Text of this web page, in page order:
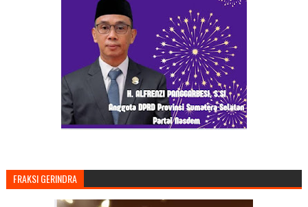
FRAKSI GERINDRA